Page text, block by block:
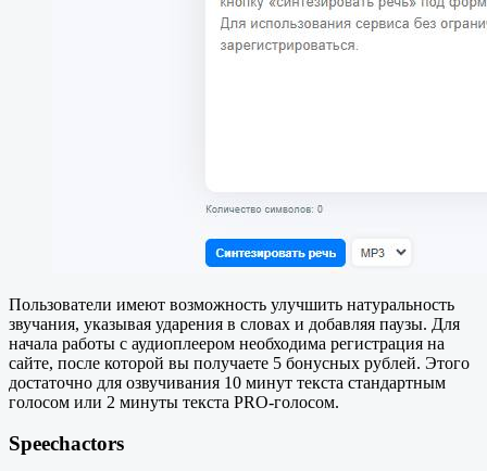
Пользователи имеют возможность улучшить натуральность
звучания, указывая ударения в словах и добавляя паузы. Для
начала работы с аудиоплеером необходима регистрация на
сайте, после которой вы получаете 5 бонусных рублей. Этого
достаточно для озвучивания 10 минут текста стандартным
голосом или 2 минуты текста PRO-голосом.
Speechactors